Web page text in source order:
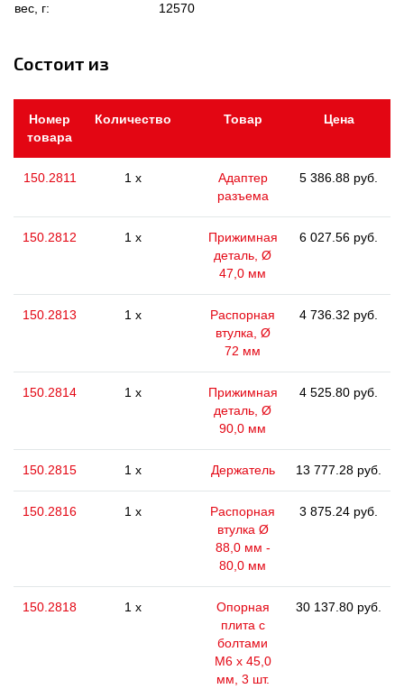
вес, г:
12570
Состоит из
Номер
товара
Количество Товар Цена
150.2811 1 x
Адаптер
разъема
5 386.88 руб.
150.2812 1 x
Прижимная
деталь, Ø
47,0 мм
6 027.56 руб.
150.2813 1 x
Распорная
втулка, Ø
72 мм
4 736.32 руб.
150.2814 1 x
Прижимная
деталь, Ø
90,0 мм
4 525.80 руб.
150.2815 1 x Держатель 13 777.28 руб.
150.2816 1 x
Распорная
втулка Ø
88,0 мм -
80,0 мм
3 875.24 руб.
150.2818 1 x
Опорная
плита с
болтами
M6 x 45,0
мм, 3 шт.
30 137.80 руб.